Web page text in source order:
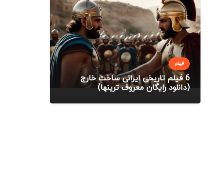
فیلم
6 فیلم تاریخی ایرانی ساخت خارج
(دانلود رایگان معروف ترینها)